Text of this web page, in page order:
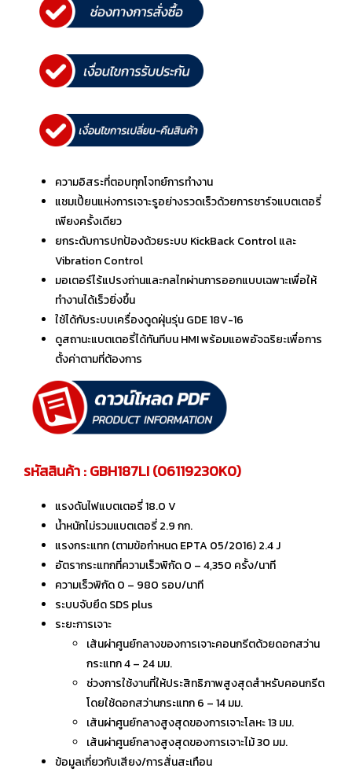
ความอิสระที่ตอบทุกโจทย์การทำงาน
แชมเปี้ยนแห่งการเจาะรูอย่างรวดเร็วด้วยการชาร์จแบตเตอรี่
เพียงครั้งเดียว
ยกระดับการปกป้องด้วยระบบ KickBack Control และ
Vibration Control
มอเตอร์ไร้แปรงถ่านและกลไกผ่านการออกแบบเฉพาะเพื่อให้
ทำงานได้เร็วยิ่งขึ้น
ใช้ได้กับระบบเครื่องดูดฝุ่นรุ่น GDE 18V-16
ดูสถานะแบตเตอรี่ได้ทันทีบน HMI พร้อมแอพอัจฉริยะเพื่อการ
ตั้งค่าตามที่ต้องการ
รหัสสินค้า : GBH187LI (06119230K0)
แรงดันไฟแบตเตอรี่ 18.0 V
น้ำหนักไม่รวมแบตเตอรี่ 2.9 กก.
แรงกระแทก (ตามข้อกำหนด EPTA 05/2016) 2.4 J
อัตรากระแทกที่ความเร็วพิกัด 0 – 4,350 ครั้ง/นาที
ความเร็วพิกัด 0 – 980 รอบ/นาที
ระบบจับยึด SDS plus
ระยะการเจาะ
เส้นผ่าศูนย์กลางของการเจาะคอนกรีตด้วยดอกสว่าน
กระแทก 4 – 24 มม.
ช่วงการใช้งานที่ให้ประสิทธิภาพสูงสุดสำหรับคอนกรีต
โดยใช้ดอกสว่านกระแทก 6 – 14 มม.
เส้นผ่าศูนย์กลางสูงสุดของการเจาะโลหะ 13 มม.
เส้นผ่าศูนย์กลางสูงสุดของการเจาะไม้ 30 มม.
ข้อมูลเกี่ยวกับเสียง/การสั่นสะเทือน